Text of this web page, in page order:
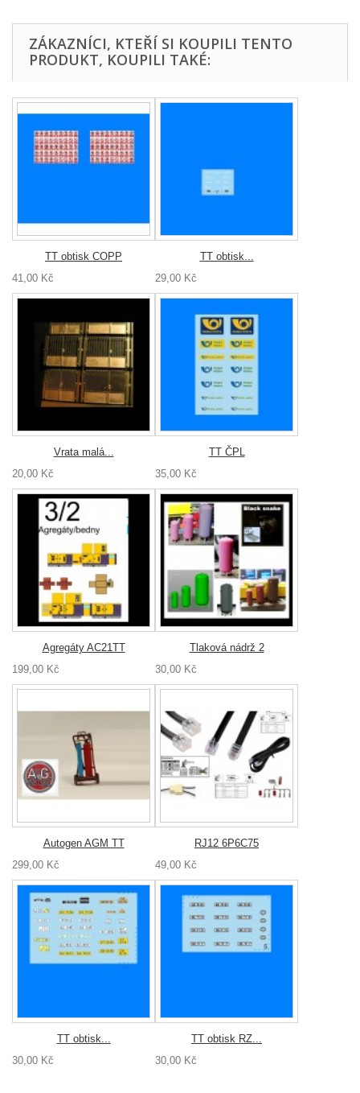
ZÁKAZNÍCI, KTEŘÍ SI KOUPILI TENTO
PRODUKT, KOUPILI TAKÉ:
TT obtisk COPP
41,00 Kč
TT obtisk...
29,00 Kč
Vrata malá...
20,00 Kč
TT ČPL
35,00 Kč
Agregáty AC21TT
199,00 Kč
Tlaková nádrž 2
30,00 Kč
Autogen AGM TT
299,00 Kč
RJ12 6P6C75
49,00 Kč
TT obtisk...
30,00 Kč
TT obtisk RZ...
30,00 Kč